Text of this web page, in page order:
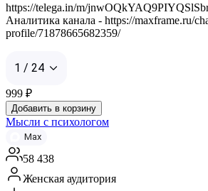
https://telega.in/m/
Аналитика канала - https://maxframe.ru/
profile/71878665682359/
1 / 24
999 ₽
Добавить в корзину
Мысли с психологом
Max
58 438
Женская аудитория